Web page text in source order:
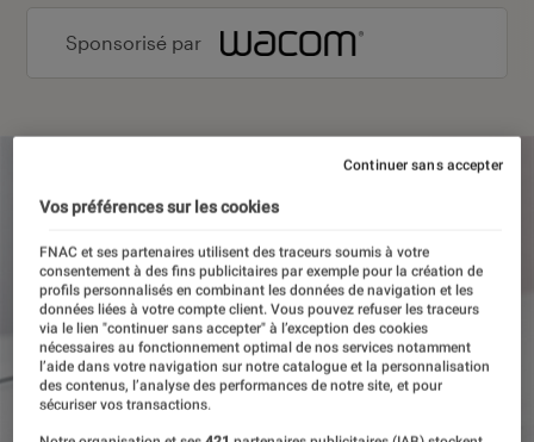
Sponsorisé par
Vos préférences sur les cookies
FNAC et ses partenaires utilisent des traceurs soumis à votre
consentement à des fins publicitaires par exemple pour la création de
profils personnalisés en combinant les données de navigation et les
données liées à votre compte client. Vous pouvez refuser les traceurs
via le lien "continuer sans accepter" à l’exception des cookies
nécessaires au fonctionnement optimal de nos services notamment
l’aide dans votre navigation sur notre catalogue et la personnalisation
des contenus, l’analyse des performances de notre site, et pour
sécuriser vos transactions.
Continuer sans accepter